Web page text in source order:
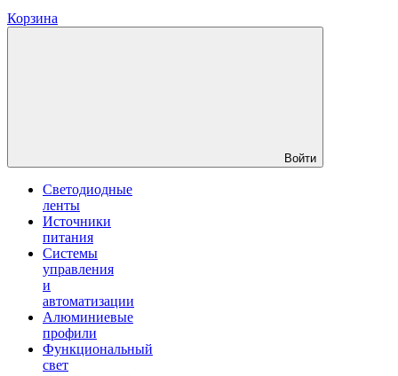
Корзина
Войти
Светодиодные
ленты
Источники
питания
Системы
управления
и
автоматизации
Алюминиевые
профили
Функциональный
свет